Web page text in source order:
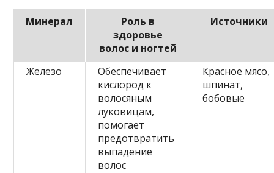
Минерал
Роль в
здоровье
волос и ногтей
Источники
Железо
Обеспечивает
кислород к
волосяным
луковицам,
помогает
предотвратить
выпадение
волос
Красное мясо,
шпинат,
бобовые